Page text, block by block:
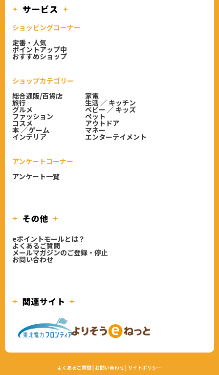
ショッピングコーナー
定番・人気
ポイントアップ中
おすすめショップ
アンケートコーナー
アンケート一覧
ショップカテゴリー
総合通販/百貨店
旅行
グルメ
ファッション
コスメ
本 ／ ゲーム
インテリア
家電
生活 ／ キッチン
ベビー ／ キッズ
ペット
アウトドア
マネー
エンターテイメント
eポイントモールとは？
よくあるご質問
メールマガジンのご登録・停止
お問い合わせ
よくあるご質問| お問い合わせ| サイトポリシー